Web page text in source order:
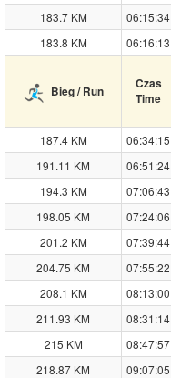
183.7 KM
06:15:34
183.8 KM
06:16:13
Bieg / Run
Czas
Time
187.4 KM 06:34:15
191.11 KM
06:51:24
194.3 KM
07:06:43
198.05 KM
07:24:06
201.2 KM
07:39:44
204.75 KM
07:55:22
208.1 KM
08:13:00
211.93 KM
08:31:14
215 KM
08:47:57
218.87 KM
09:07:05